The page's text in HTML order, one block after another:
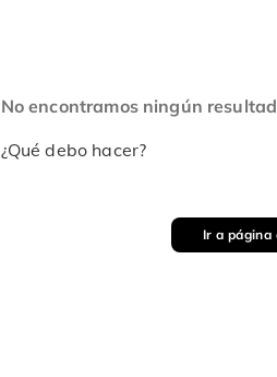
No encontramos ningún
¿Qué debo hacer?
Ir a página